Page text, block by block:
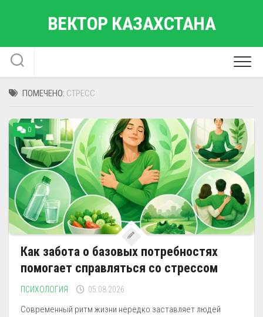
ВЕКТОР КАЗАХСТАНА
ПОМЕЧЕНО: СТРЕСС
0
Как забота о базовых потребностях
помогает справляться со стрессом
ПСИХОЛОГИЯ 05.08.2026
Современный ритм жизни нередко заставляет людей